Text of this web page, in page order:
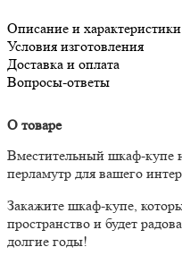
Описание и характеристики
Условия изготовления
Доставка и оплата
Вопросы-ответы
О товаре
Вместительный шкаф-купе
перламутр для вашего
Закажите шкаф-купе,
пространство и будет
долгие годы!